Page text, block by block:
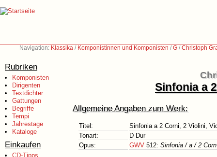
Navigation: Klassika / Komponistinnen und Komponisten /G /Christoph
Rubriken
Komponisten
Dirigenten
Textdichter
Gattungen
Begriffe
Tempi
Jahrestage
Kataloge
Einkaufen
CD-Tipps
Sinfonia a
Allgemeine Angaben zum Werk:
Titel:
Sinfonia a 2 Corni, 2 Violini,
Tonart:
D-Dur
Opus:
GWV 512: Sinfonia / a / 2